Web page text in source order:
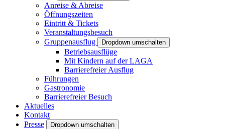
Anreise & Abreise
Öffnungszeiten
Eintritt & Tickets
Veranstaltungsbesuch
Gruppenausflug
Dropdown umschalten
Betriebsausflüge
Mit Kindern auf der LAGA
Barrierefreier Ausflug
Führungen
Gastronomie
Barrierefreier Besuch
Aktuelles
Kontakt
Presse
Dropdown umschalten